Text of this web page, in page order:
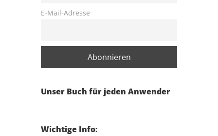
E-Mail-Adresse
Unser Buch für jeden Anwender
Wichtige Info: